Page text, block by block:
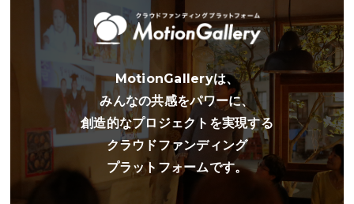
MotionGalleryは、
みんなの共感をパワーに、
創造的なプロジェクトを実現する
クラウドファンディング
プラットフォームです。